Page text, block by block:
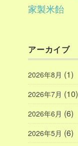
家製米飴
アーカイブ
2026年8月 (1)
2026年7月 (10)
2026年6月 (6)
2026年5月 (6)